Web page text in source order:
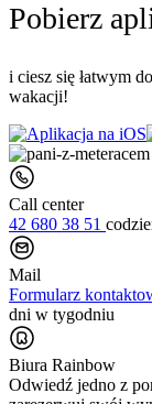
Pobierz
i ciesz się łatwym
wakacji!
Call center
42 680 38 51
Mail
Formularz
dni w tygodniu
Biura Rainbow
Odwiedź jedno z